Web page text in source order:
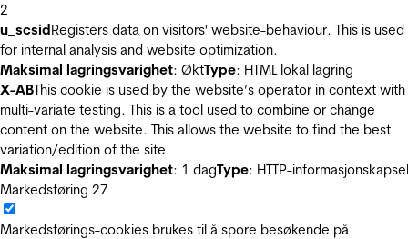
2
u_scsidRegisters data on visitors' website-behaviour. This is used
for internal analysis and website optimization.
Maksimal lagringsvarighet: ØktType: HTML lokal lagring
X-ABThis cookie is used by the website’s operator in context with
multi-variate testing. This is a tool used to combine or change
content on the website. This allows the website to find the best
variation/edition of the site.
Maksimal lagringsvarighet: 1 dagType: HTTP-informasjonskapsel
Markedsføring 27
Markedsførings-cookies brukes til å spore besøkende på